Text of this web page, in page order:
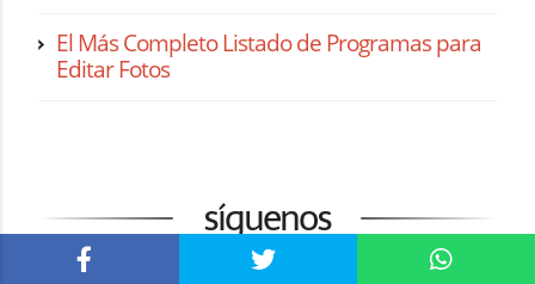
El Más Completo Listado de Programas para
Editar Fotos
síguenos